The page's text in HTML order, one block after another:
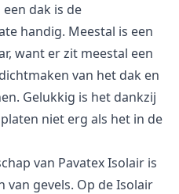
dak is de
handig. Meestal is een
want er zit meestal een
van het dak en
Gelukkig is het dankzij
niet erg als het in de
van Pavatex Isolair is
van gevels. Op de Isolair